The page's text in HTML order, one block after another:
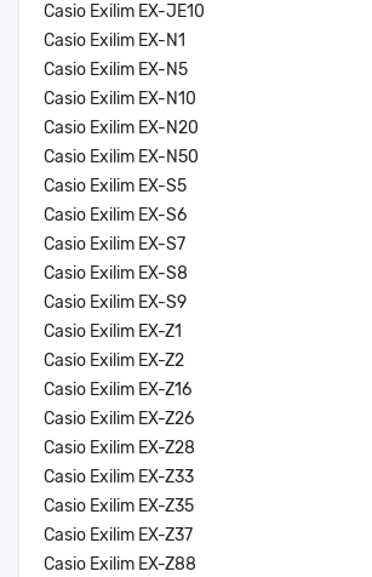
Casio Exilim EX-JE10
Casio Exilim EX-N1
Casio Exilim EX-N5
Casio Exilim EX-N10
Casio Exilim EX-N20
Casio Exilim EX-N50
Casio Exilim EX-S5
Casio Exilim EX-S6
Casio Exilim EX-S7
Casio Exilim EX-S8
Casio Exilim EX-S9
Casio Exilim EX-Z1
Casio Exilim EX-Z2
Casio Exilim EX-Z16
Casio Exilim EX-Z26
Casio Exilim EX-Z28
Casio Exilim EX-Z33
Casio Exilim EX-Z35
Casio Exilim EX-Z37
Casio Exilim EX-Z88